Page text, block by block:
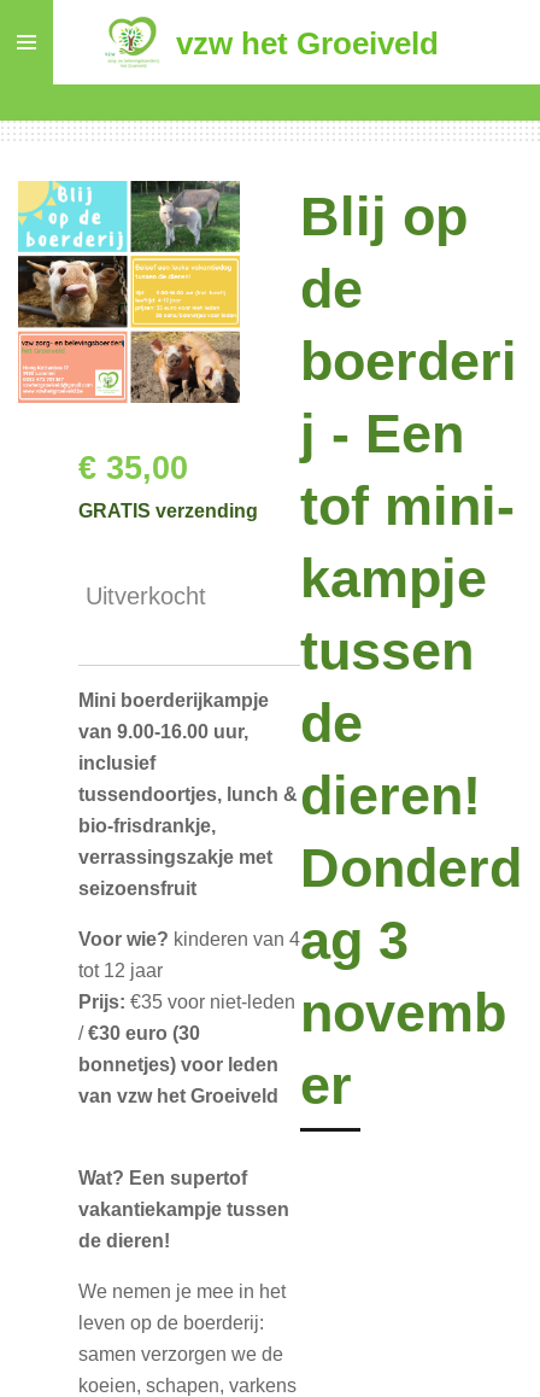
de
vzw het Groeiveld
Blij op
de
boerderi
j - Een
tof mini-
kampje
tussen
de
dieren!
Donderd
ag 3
novemb
er
€ 35,00
GRATIS verzending
Uitverkocht
Mini boerderijkampje
van 9.00-16.00 uur,
inclusief
tussendoortjes, lunch &
bio-frisdrankje,
verrassingszakje met
seizoensfruit
Voor wie? kinderen van 4
tot 12 jaar
Prijs: €35 voor niet-leden
/€30 euro (30
bonnetjes) voor leden
van vzw het Groeiveld
Wat? Een supertof
vakantiekampje tussen
de dieren!
We nemen je mee in het
leven op de boerderij:
samen verzorgen we de
koeien, schapen, varkens